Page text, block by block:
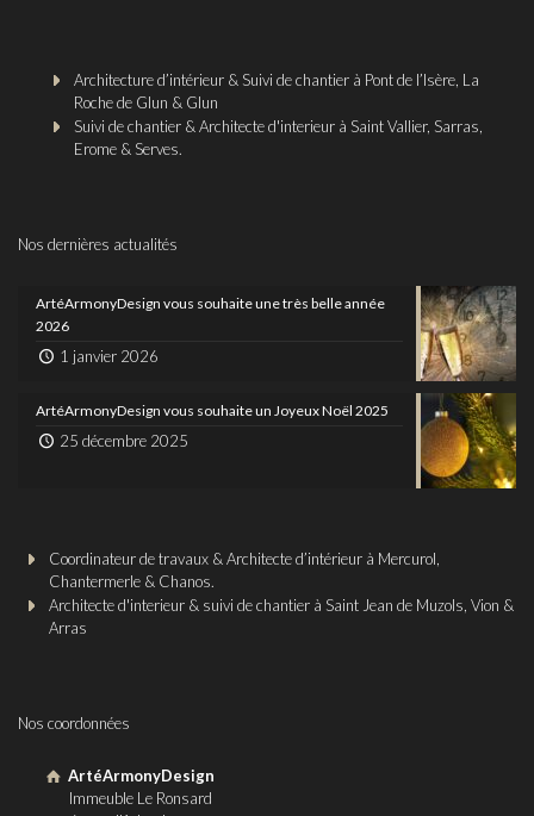
Architecture d’intérieur & Suivi de chantier à Pont de l’Isère, La
Roche de Glun & Glun
Suivi de chantier & Architecte d'interieur à Saint Vallier, Sarras,
Erome & Serves.
Nos dernières actualités
ArtéArmonyDesign vous souhaite une très belle année
2026
1 janvier 2026
ArtéArmonyDesign vous souhaite un Joyeux Noël 2025
25 décembre 2025
Coordinateur de travaux & Architecte d’intérieur à Mercurol,
Chantermerle & Chanos.
Architecte d'interieur & suivi de chantier à Saint Jean de Muzols, Vion &
Arras
Nos coordonnées
ArtéArmonyDesign
Immeuble Le Ronsard